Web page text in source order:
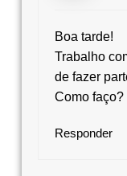
Boa tarde!
Trabalho
de fazer
Como faço?
Responder